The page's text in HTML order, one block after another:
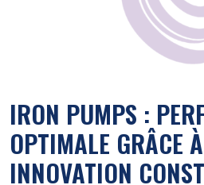
IRON PUMPS :
OPTIMALE GRÂCE
INNOVATION